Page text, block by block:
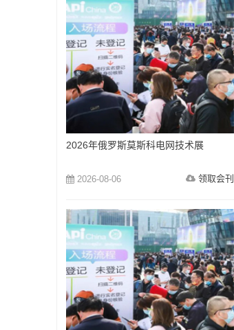
2026年俄罗斯莫斯科电网技术展
2026-08-06 领取会刊